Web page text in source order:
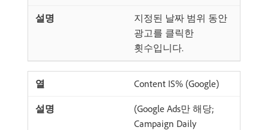
지정된 날짜 범위 동안
광고를 클릭한
횟수입니다.
Content IS% (Google)
(Google Ads만 해당;
Campaign Daily